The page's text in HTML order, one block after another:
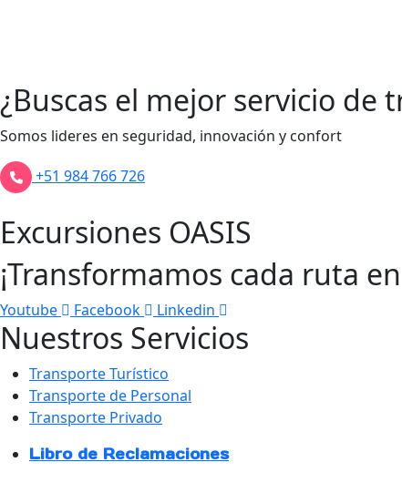
¿Buscas el mejor servicio de
Somos lideres en seguridad, innovación y confort
+51 984 766 726
Excursiones OASIS
¡Transformamos cada ruta
Youtube Facebook Linkedin
Nuestros Servicios
Transporte Turístico
Transporte de Personal
Transporte Privado
Libro de Reclamaciones